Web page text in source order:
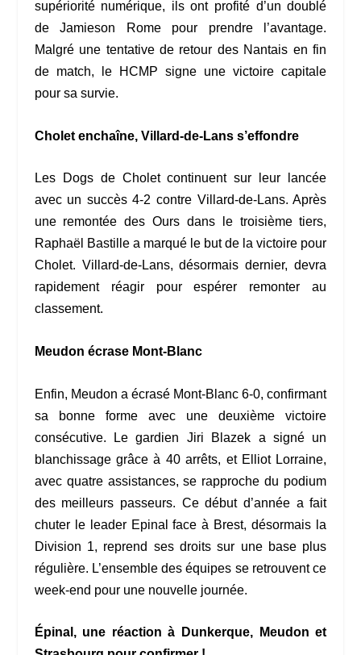
supériorité numérique, ils ont profité d’un doublé
de Jamieson Rome pour prendre l’avantage.
Malgré une tentative de retour des Nantais en fin
de match, le HCMP signe une victoire capitale
pour sa survie.
Cholet enchaîne, Villard-de-Lans s’effondre
Les Dogs de Cholet continuent sur leur lancée
avec un succès 4-2 contre Villard-de-Lans. Après
une remontée des Ours dans le troisième tiers,
Raphaël Bastille a marqué le but de la victoire pour
Cholet. Villard-de-Lans, désormais dernier, devra
rapidement réagir pour espérer remonter au
classement.
Meudon écrase Mont-Blanc
Enfin, Meudon a écrasé Mont-Blanc 6-0, confirmant
sa bonne forme avec une deuxième victoire
consécutive. Le gardien Jiri Blazek a signé un
blanchissage grâce à 40 arrêts, et Elliot Lorraine,
avec quatre assistances, se rapproche du podium
des meilleurs passeurs. Ce début d’année a fait
chuter le leader Epinal face à Brest, désormais la
Division 1, reprend ses droits sur une base plus
régulière. L’ensemble des équipes se retrouvent ce
week-end pour une nouvelle journée.
Épinal, une réaction à Dunkerque, Meudon et